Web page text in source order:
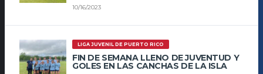
10/16/2023
LIGA JUVENIL DE PUERTO RICO
FIN DE SEMANA LLENO DE JUVENTUD Y
GOLES EN LAS CANCHAS DE LA ISLA